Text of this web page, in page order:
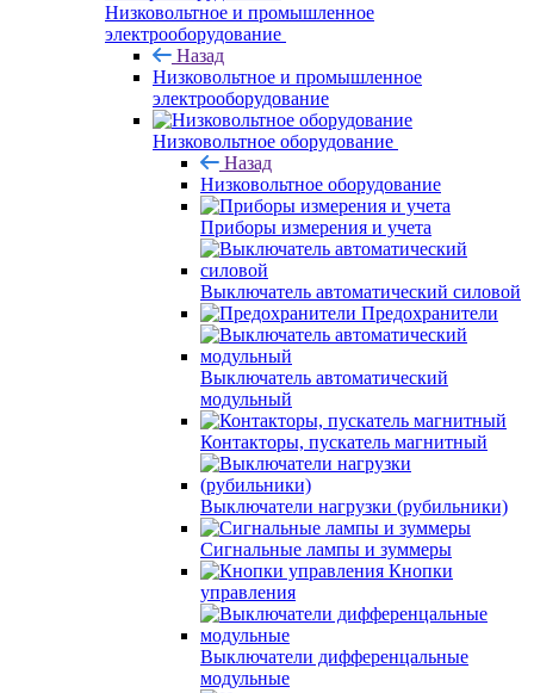
Низковольтное и промышленное
электрооборудование
Назад
Низковольтное и промышленное
электрооборудование
Низковольтное оборудование
Назад
Низковольтное оборудование
Приборы измерения и учета
Выключатель автоматический силовой
Предохранители
Выключатель автоматический
модульный
Контакторы, пускатель магнитный
Выключатели нагрузки (рубильники)
Сигнальные лампы и зуммеры
Кнопки
управления
Выключатели дифференцальные
модульные